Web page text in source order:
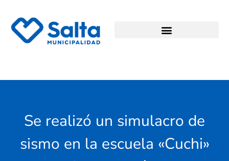
Se realizó un simulacro de
sismo en la escuela «Cuchi»